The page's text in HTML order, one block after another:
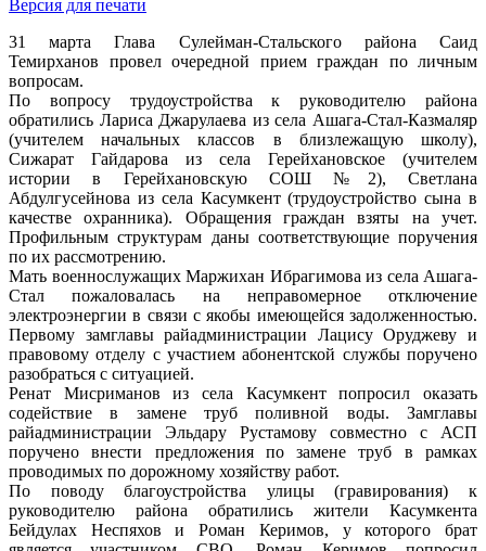
Версия для печати
31 марта Глава Сулейман-Стальского района Саид
Темирханов провел очередной прием граждан по личным
вопросам.
По вопросу трудоустройства к руководителю района
обратились Лариса Джарулаева из села Ашага-Стал-Казмаляр
(учителем начальных классов в близлежащую школу),
Сижарат Гайдарова из села Герейхановское (учителем
истории в Герейхановскую СОШ №2), Светлана
Абдулгусейнова из села Касумкент (трудоустройство сына в
качестве охранника). Обращения граждан взяты на учет.
Профильным структурам даны соответствующие поручения
по их рассмотрению.
Мать военнослужащих Маржихан Ибрагимова из села Ашага-
Стал пожаловалась на неправомерное отключение
электроэнергии в связи с якобы имеющейся задолженностью.
Первому замглавы райадминистрации Лацису Оруджеву и
правовому отделу с участием абонентской службы поручено
разобраться с ситуацией.
Ренат Мисриманов из села Касумкент попросил оказать
содействие в замене труб поливной воды. Замглавы
райадминистрации Эльдару Рустамову совместно с АСП
поручено внести предложения по замене труб в рамках
проводимых по дорожному хозяйству работ.
По поводу благоустройства улицы (гравирования) к
руководителю района обратились жители Касумкента
Бейдулах Неспяхов и Роман Керимов, у которого брат